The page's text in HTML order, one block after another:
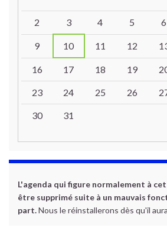
2 3 4 5 6
9 10 11 12
16 17 18 19
23 24 25 26
30 31
L'agenda qui figure normalement à
être supprimé suite à un mauvais
part.Nous le réinstallerons dès qu'il